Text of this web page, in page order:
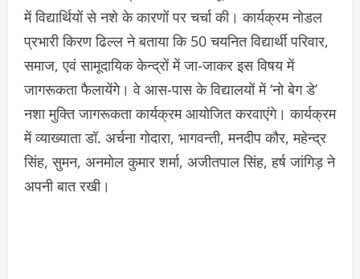
में विद्यार्थियों से नशे के कारणों पर चर्चा की। कार्यक्रम नोडल
प्रभारी किरण ढिल्ल ने बताया कि 50 चयनित विद्यार्थी परिवार,
समाज, एवं सामूदायिक केन्द्रों में जा-जाकर इस विषय में
जागरूकता फैलायेंगे। वे आस-पास के विद्यालयों में ‘नो बेग डे’
नशा मुक्ति जागरूकता कार्यक्रम आयोजित करवाएंगे। कार्यक्रम
में व्याख्याता डॉ. अर्चना गोदारा, भागवन्ती, मनदीप कौर, महेन्द्र
सिंह, सुमन, अनमोल कुमार शर्मा, अजीतपाल सिंह, हर्ष जांगिड़ ने
अपनी बात रखी।